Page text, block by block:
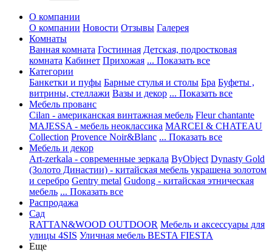
О компании
О компании Новости Отзывы Галерея
Комнаты
Ванная комната Гостинная Детская, подростковая
комната Кабинет Прихожая ... Показать все
Категории
Банкетки и пуфы Барные стулья и столы Бра Буфеты ,
витрины, стеллажи Вазы и декор ... Показать все
Мебель прованс
Cilan - американская винтажная мебель Fleur chantante
MAJESSA - мебель неоклассика MARCEI & CHATEAU
Collection Provence Noir&Blanc ... Показать все
Мебель и декор
Art-zerkala - современные зеркала ByObject Dynasty Gold
(Золото Династии) - китайская мебель украшена золотом
и серебро Gentry metal Gudong - китайская этническая
мебель ... Показать все
Распродажа
Сад
RATTAN&WOOD OUTDOOR Мебель и аксессуары для
улицы 4SIS Уличная мебель BESTA FIESTA
Еще